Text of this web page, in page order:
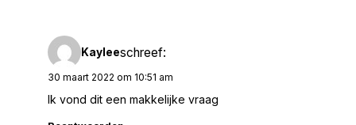
Kayleeschreef:
30 maart 2022 om 10:51 am
Ik vond dit een makkelijke vraag